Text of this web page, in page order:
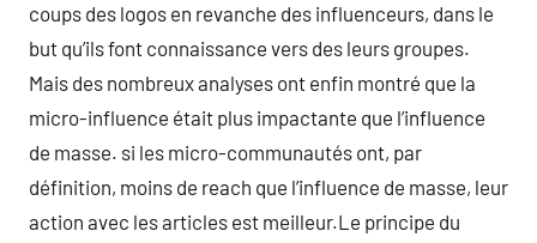
coups des logos en revanche des influenceurs, dans le
but qu’ils font connaissance vers des leurs groupes.
Mais des nombreux analyses ont enfin montré que la
micro-influence était plus impactante que l’influence
de masse. si les micro-communautés ont, par
définition, moins de reach que l’influence de masse, leur
action avec les articles est meilleur.Le principe du